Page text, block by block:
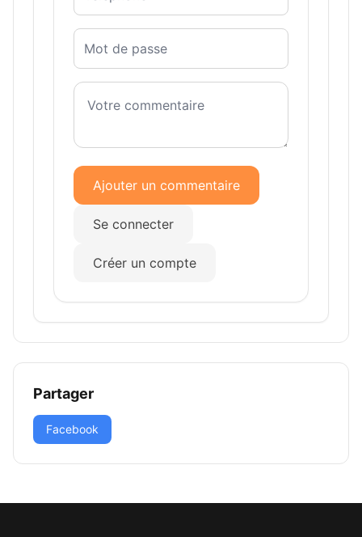
Ajouter un commentaire
Se connecter
Créer un compte
Partager
Facebook